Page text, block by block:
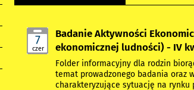
7
czer
Badanie Aktywności
ekonomicznej ludności) - IV
Folder informacyjny dla rodzin
temat prowadzonego badania oraz
charakteryzujące sytuację na rynku